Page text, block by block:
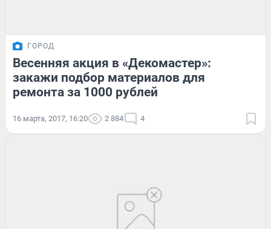
ГОРОД
Весенняя акция в «Декомастер»:
закажи подбор материалов для
ремонта за 1000 рублей
16 марта, 2017, 16:20 2 884 4